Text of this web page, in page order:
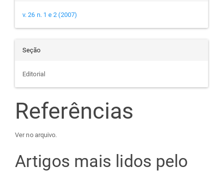
v. 26 n. 1 e 2 (2007)
Seção
Editorial
Referências
Ver no arquivo.
Artigos mais lidos pelo